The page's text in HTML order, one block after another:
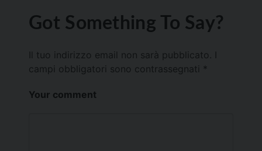
Got Something To Say?
Il tuo indirizzo email non sarà pubblicato.
campi obbligatori sono contrassegnati *
Your comment